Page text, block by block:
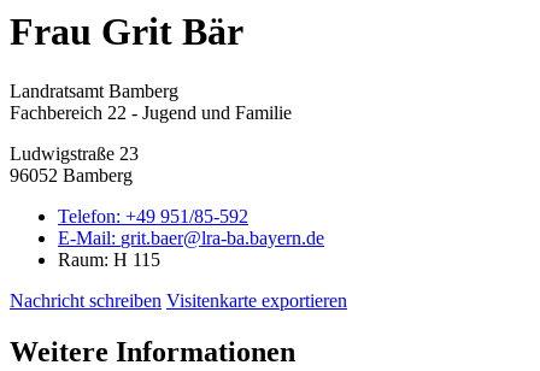
Frau Grit Bär
Landratsamt Bamberg
Fachbereich 22 - Jugend und Familie
Ludwigstraße 23
96052 Bamberg
Telefon: +49 951/85-592
E-Mail: grit.baer@lra-ba.bayern.de
Raum: H 115
Nachricht schreiben Visitenkarte exportieren
Weitere Informationen